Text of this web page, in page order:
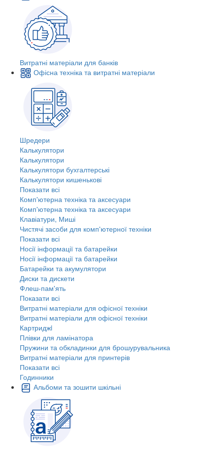
Витратні матеріали для банків
Офісна техніка та витратні матеріали
Шредери
Калькулятори
Калькулятори
Калькулятори бухгалтерські
Калькулятори кишенькові
Показати всі
Комп'ютерна техніка та аксесуари
Комп'ютерна техніка та аксесуари
Клавіатури, Миші
Чистячі засоби для комп'ютерної техніки
Показати всі
Носії інформації та батарейки
Носії інформації та батарейки
Батарейки та акумулятори
Диски та дискети
Флеш-пам'ять
Показати всі
Витратні матеріали для офісної техніки
Витратні матеріали для офісної техніки
Картриджi
Плівки для ламінатора
Пружини та обкладинки для брошурувальника
Витратні матеріали для принтерів
Показати всі
Годинники
Альбоми та зошити шкільні